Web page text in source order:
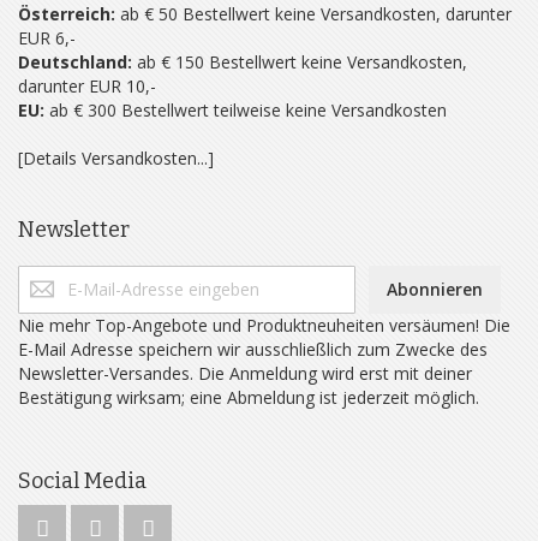
Österreich: ab € 50 Bestellwert keine Versandkosten, darunter
EUR 6,-
Deutschland: ab € 150 Bestellwert keine Versandkosten,
darunter EUR 10,-
EU: ab € 300 Bestellwert teilweise keine Versandkosten
[Details Versandkosten...]
Newsletter
Abonnieren
Nie mehr Top-Angebote und Produktneuheiten versäumen! Die
E-Mail Adresse speichern wir ausschließlich zum Zwecke des
Newsletter-Versandes. Die Anmeldung wird erst mit deiner
Bestätigung wirksam; eine Abmeldung ist jederzeit möglich.
Social Media